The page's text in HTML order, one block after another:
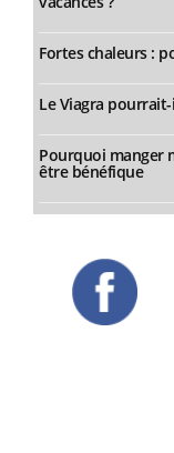
Fortes chaleurs :
Le Viagra
Pourquoi manger
être bénéfique